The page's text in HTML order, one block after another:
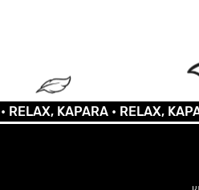
KAPARA •RELAX, KAPARA •